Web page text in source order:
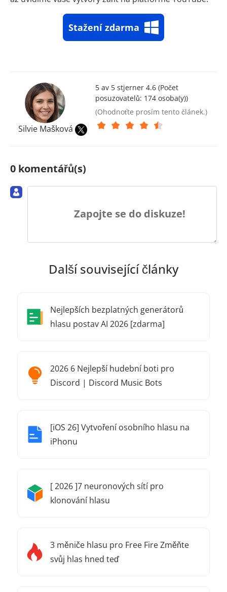
Stažení zdarma
Silvie Mašková
5 av 5 stjerner 4.6 (Počet
posuzovatelů: 174 osoba(y))
(Ohodnoťte prosím tento článek.)
0 komentářů(s)
Zapojte se do diskuze!
Další související články
Nejlepších bezplatných generátorů
hlasu postav AI 2026 [zdarma]
2026 6 Nejlepší hudební boti pro
Discord | Discord Music Bots
[iOS 26] Vytvoření osobního hlasu na
iPhonu
[ 2026 ]7 neuronových sítí pro
klonování hlasu
3 měniče hlasu pro Free Fire Změňte
svůj hlas hned teď